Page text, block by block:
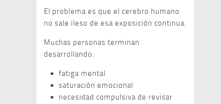
El problema es que el cerebro humano
no sale ileso de esa exposición continua.
Muchas personas terminan
desarrollando:
fatiga mental
saturación emocional
necesidad compulsiva de revisar